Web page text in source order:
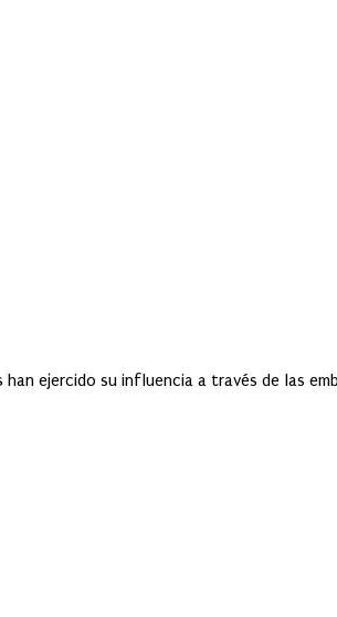
ejercido su influencia a través de las